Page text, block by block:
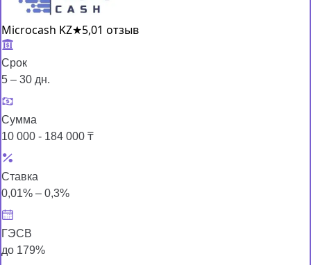
Microcash KZ★5,01 отзыв
Срок
5 – 30 дн.
Сумма
10 000 - 184 000 ₸
Ставка
0,01% – 0,3%
ГЭСВ
до 179%